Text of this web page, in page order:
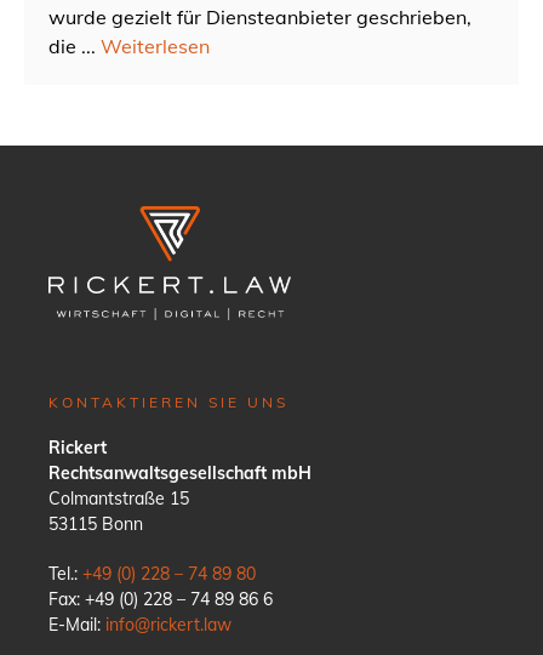
wurde gezielt für Diensteanbieter geschrieben,
die ... Weiterlesen
KONTAKTIEREN SIE UNS
Rickert
Rechtsanwaltsgesellschaft mbH
Colmantstraße 15
53115 Bonn
Tel.: +49 (0) 228 – 74 89 80
Fax: +49 (0) 228 – 74 89 86 6
E-Mail: info@rickert.law